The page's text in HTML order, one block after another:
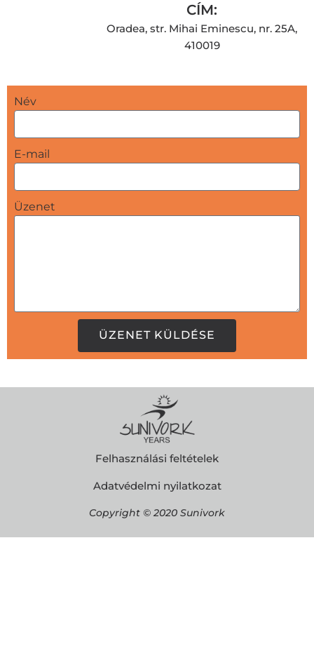
CÍM:
Oradea, str. Mihai Eminescu, nr. 25A,
410019
Név
E-mail
Üzenet
ÜZENET KÜLDÉSE
Felhasználási feltételek
Adatvédelmi nyilatkozat
Copyright © 2020 Sunivork